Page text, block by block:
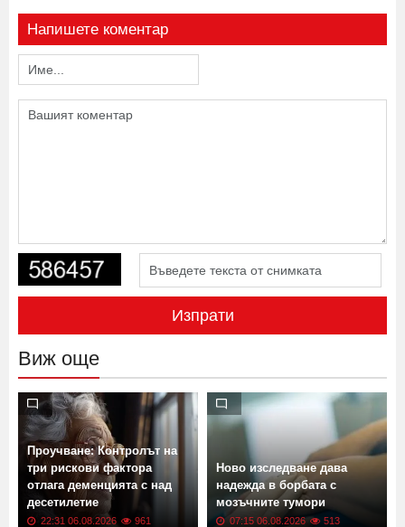
Напишете коментар
Изпрати
Виж още
Проучване: Контролът на
три рискови фактора
отлага деменцията с над
десетилетие
22:31 06.08.2026 961
Ново изследване дава
надежда в борбата с
мозъчните тумори
07:15 06.08.2026 513